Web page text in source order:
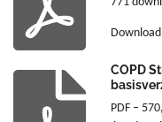
Download
COPD
PDF –